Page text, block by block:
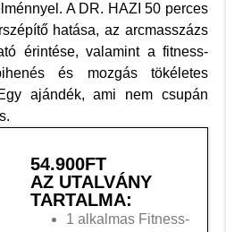
A DR. HAZI 50 perces
hatása, az arcmasszázs
érintése, valamint a fitness-
és mozgás tökéletes
ajándék, ami nem csupán
54.900FT
AZ UTALVÁNY
TARTALMA:
1 alkalmas Fitness-